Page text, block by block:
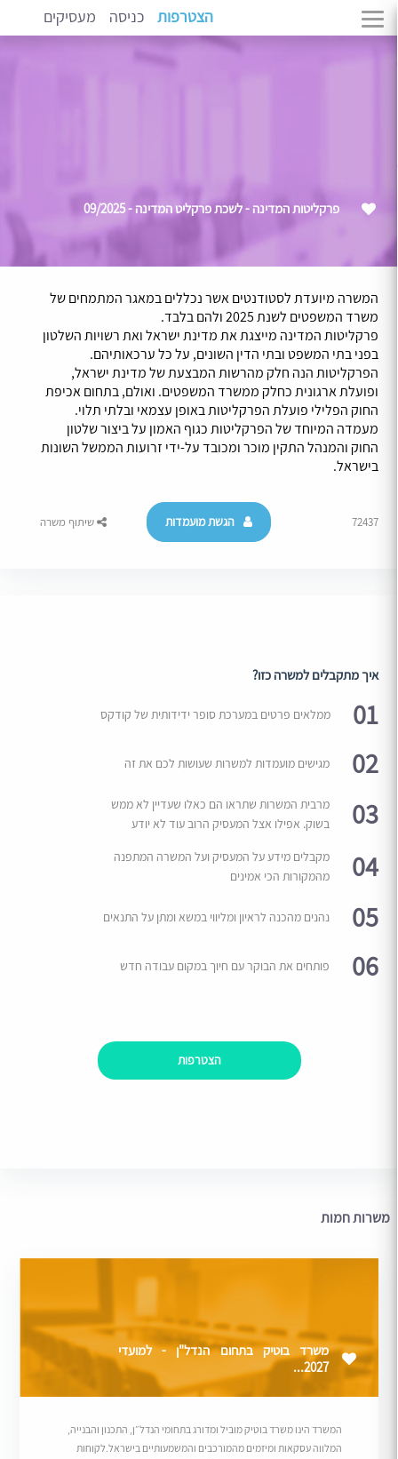
הצטרפות כניסה מעסיקים
פרקליטות המדינה - לשכת פרקליט המדינה - 09/2025
המשרה מיועדת לסטודנטים אשר נכללים במאגר המתמחים של
משרד המשפטים לשנת 2025 ולהם בלבד.
פרקליטות המדינה מייצגת את מדינת ישראל ואת רשויות השלטון
בפני בתי המשפט ובתי הדין השונים, על כל ערכאותיהם.
הפרקליטות הנה חלק מהרשות המבצעת של מדינת ישראל,
ופועלת ארגונית כחלק ממשרד המשפטים. ואולם, בתחום אכיפת
החוק הפלילי פועלת הפרקליטות באופן עצמאי ובלתי תלוי.
מעמדה המיוחד של הפרקליטות כגוף האמון על ביצור שלטון
החוק והמנהל התקין מוכר ומכובד על-ידי זרועות הממשל השונות
בישראל.
72437 הגשת מועמדות שיתוף משרה
איך מתקבלים למשרה כזו?
01 ממלאים פרטים במערכת סופר ידידותית של קודקס
02 מגישים מועמדות למשרות שעושות לכם את זה
03
מרבית המשרות שתראו הם כאלו שעדיין לא ממש
בשוק. אפילו אצל המעסיק הרוב עוד לא יודע
04
מקבלים מידע על המעסיק ועל המשרה המתפנה
מהמקורות הכי אמינים
05 נהנים מהכנה לראיון ומליווי במשא ומתן על התנאים
06 פותחים את הבוקר עם חיוך במקום עבודה חדש
הצטרפות
משרות חמות
משרד בוטיק בתחום הנדל"ן - למועדי
2027...
המשרד הינו משרד בוטיק מוביל ומדורג בתחומי הנדל״ן, התכנון והבנייה,
המלווה עסקאות ומיזמים מהמורכבים והמשמעותיים בישראל.לקוחות